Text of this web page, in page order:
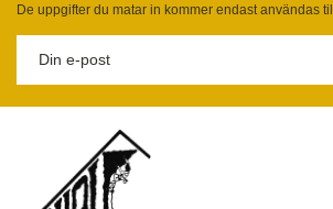
De uppgifter du matar in kommer endast användas